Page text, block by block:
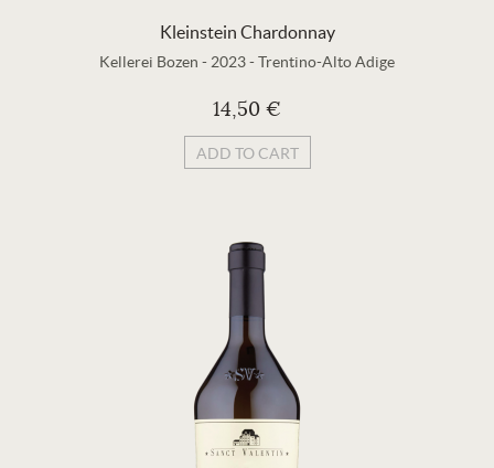
Kleinstein Chardonnay
Kellerei Bozen - 2023-Trentino-Alto Adige
14,50 €
ADD TO CART